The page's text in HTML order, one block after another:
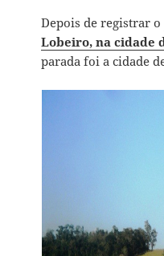
Depois de registrar o
Lobeiro, na cidade
parada foi a cidade